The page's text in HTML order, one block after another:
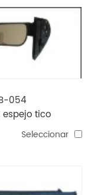
054
tico
Seleccionar